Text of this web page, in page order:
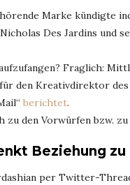
Marke kündigte
Des Jardins und
Fraglich:
den Kreativdirektor
berichtet.
den Vorwürfen bzw.
Beziehung
per Twitter-